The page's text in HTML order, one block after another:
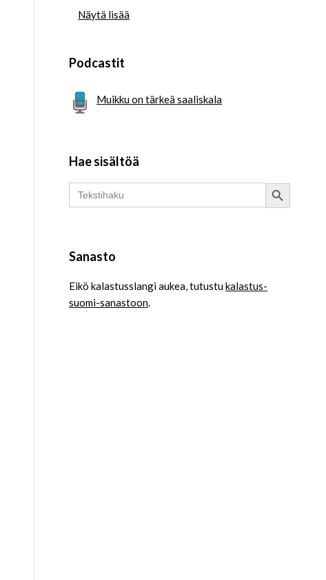
Näytä lisää
Podcastit
Muikku on tärkeä saaliskala
Hae sisältöä
Search
for:
Search Button
Sanasto
Eikö kalastusslangi aukea, tutustukalastus-
suomi-sanastoon.